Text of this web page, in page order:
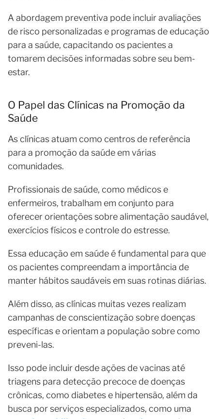
A abordagem preventiva pode incluir avaliações
de risco personalizadas e programas de educação
para a saúde, capacitando os pacientes a
tomarem decisões informadas sobre seu bem-
estar.
O Papel das Clínicas na Promoção da
Saúde
As clínicas atuam como centros de referência
para a promoção da saúde em várias
comunidades.
Profissionais de saúde, como médicos e
enfermeiros, trabalham em conjunto para
oferecer orientações sobre alimentação saudável,
exercícios físicos e controle do estresse.
Essa educação em saúde é fundamental para que
os pacientes compreendam a importância de
manter hábitos saudáveis em suas rotinas diárias.
Além disso, as clínicas muitas vezes realizam
campanhas de conscientização sobre doenças
específicas e orientam a população sobre como
preveni-las.
Isso pode incluir desde ações de vacinas até
triagens para detecção precoce de doenças
crônicas, como diabetes e hipertensão, além da
busca por serviços especializados, como uma